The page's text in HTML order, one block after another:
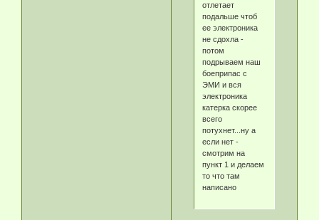
отлетает
подальше чтоб
ее электроника
не сдохла -
потом
подрываем наш
боеприпас с
ЭМИ и вся
электроника
катерка скорее
всего
потухнет...ну а
если нет -
смотрим на
пункт 1 и делаем
то что там
написано